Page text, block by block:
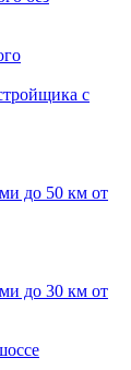
с
до 50 км от
до 30 км от